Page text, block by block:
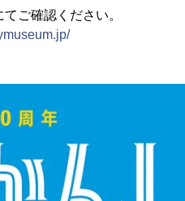
ご確認ください。